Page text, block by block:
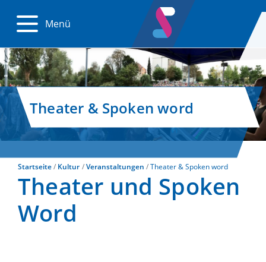
Menü
Theater & Spoken word
Startseite Kultur Veranstaltungen Theater & Spoken word
Theater und Spoken
Word